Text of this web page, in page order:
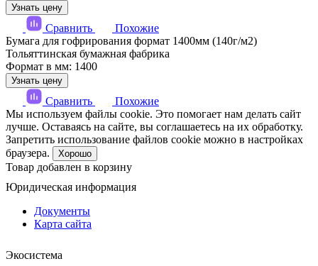
Узнать цену
Сравнить
Похожие
Бумага для гофрирования формат 1400мм (140г/м2)
Тольяттинская бумажная фабрика
Формат в мм: 1400
Узнать цену
Сравнить
Похожие
Мы используем файлы cookie. Это помогает нам делать сайт
лучше. Оставаясь на сайте, вы соглашаетесь на их обработку.
Запретить использование файлов cookie можно в настройках
браузера.
Хорошо
Товар добавлен в корзину
Юридическая информация
Документы
Карта сайта
Экосистема